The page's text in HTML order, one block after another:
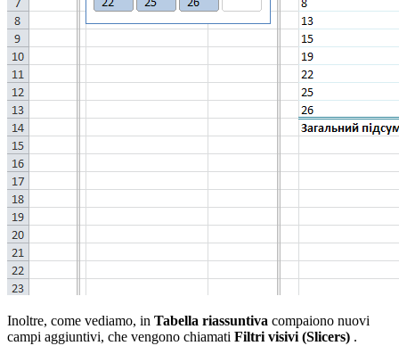
Inoltre, come vediamo, in Tabella riassuntiva compaiono nuovi
campi aggiuntivi, che vengono chiamati Filtri visivi (Slicers) .